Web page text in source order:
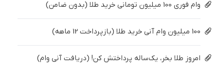
وام فوری 100 میلیون تومانی خرید طلا (بدون ضامن)
100 میلیون وام آنی خرید طلا (بازپرداخت 12 ماهه)
امروز طلا بخر، یک‌ساله پرداختش کن! (دریافت آنی وام)